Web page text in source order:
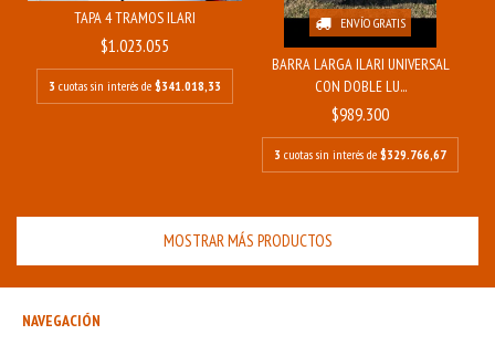
TAPA 4 TRAMOS ILARI
$1.023.055
3 cuotas sin interés de $341.018,33
ENVÍO GRATIS
BARRA LARGA ILARI UNIVERSAL
CON DOBLE LU...
$989.300
3 cuotas sin interés de $329.766,67
MOSTRAR MÁS PRODUCTOS
NAVEGACIÓN